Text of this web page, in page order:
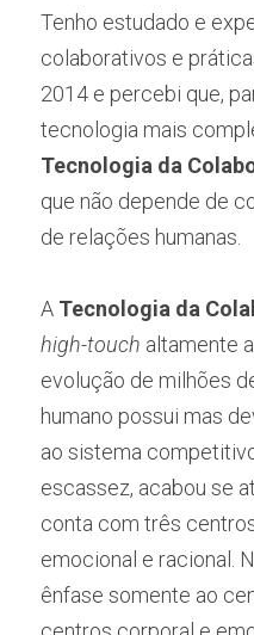
Tenho estudado e
colaborativos e
2014 e percebi que,
Tecnologia da
que não depende de
de relações humanas.
A Tecnologia da
high-touch altamente
evolução de milhões
humano possui mas
ao sistema
escassez, acabou se
conta com três
emocional e racional.
ênfase somente ao